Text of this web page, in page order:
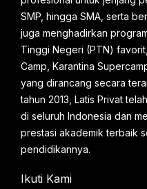
dan mahasiswa u
Indonesia. Kami m...
SMP, hingga SMA, serta
juga menghadirkan
Tinggi Negeri (PTN)
Camp, Karantina
yang dirancang secara
tahun 2013, Latis Privat
di seluruh Indonesia dan
prestasi akademik terbaik
pendidikannya.
Ikuti Kami